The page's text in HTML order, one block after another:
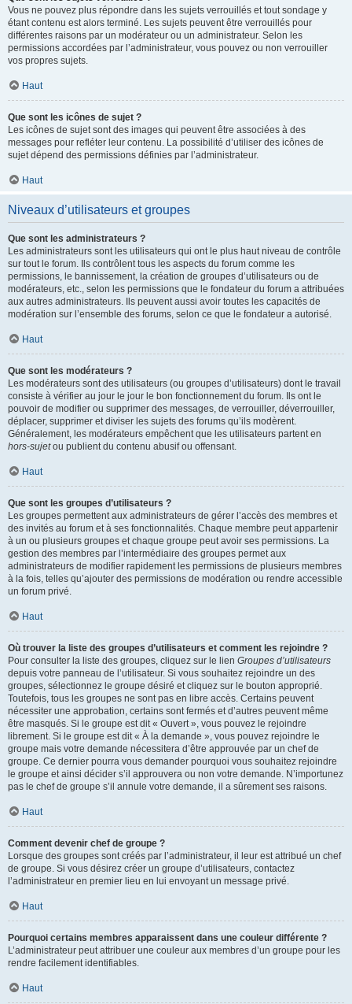
Vous ne pouvez plus répondre dans les sujets verrouillés et tout sondage y
étant contenu est alors terminé. Les sujets peuvent être verrouillés pour
différentes raisons par un modérateur ou un administrateur. Selon les
permissions accordées par l’administrateur, vous pouvez ou non verrouiller
vos propres sujets.
Haut
Que sont les icônes de sujet ?
Les icônes de sujet sont des images qui peuvent être associées à des
messages pour refléter leur contenu. La possibilité d’utiliser des icônes de
sujet dépend des permissions définies par l’administrateur.
Haut
Niveaux d’utilisateurs et groupes
Que sont les administrateurs ?
Les administrateurs sont les utilisateurs qui ont le plus haut niveau de contrôle
sur tout le forum. Ils contrôlent tous les aspects du forum comme les
permissions, le bannissement, la création de groupes d’utilisateurs ou de
modérateurs, etc., selon les permissions que le fondateur du forum a attribuées
aux autres administrateurs. Ils peuvent aussi avoir toutes les capacités de
modération sur l’ensemble des forums, selon ce que le fondateur a autorisé.
Haut
Que sont les modérateurs ?
Les modérateurs sont des utilisateurs (ou groupes d’utilisateurs) dont le travail
consiste à vérifier au jour le jour le bon fonctionnement du forum. Ils ont le
pouvoir de modifier ou supprimer des messages, de verrouiller, déverrouiller,
déplacer, supprimer et diviser les sujets des forums qu’ils modèrent.
Généralement, les modérateurs empêchent que les utilisateurs partent en
hors-sujetou publient du contenu abusif ou offensant.
Haut
Que sont les groupes d’utilisateurs ?
Les groupes permettent aux administrateurs de gérer l’accès des membres et
des invités au forum et à ses fonctionnalités. Chaque membre peut appartenir
à un ou plusieurs groupes et chaque groupe peut avoir ses permissions. La
gestion des membres par l’intermédiaire des groupes permet aux
administrateurs de modifier rapidement les permissions de plusieurs membres
à la fois, telles qu’ajouter des permissions de modération ou rendre accessible
un forum privé.
Haut
Où trouver la liste des groupes d’utilisateurs et comment les rejoindre ?
Pour consulter la liste des groupes, cliquez sur le lien Groupes d’utilisateurs
depuis votre panneau de l’utilisateur. Si vous souhaitez rejoindre un des
groupes, sélectionnez le groupe désiré et cliquez sur le bouton approprié.
Toutefois, tous les groupes ne sont pas en libre accès. Certains peuvent
nécessiter une approbation, certains sont fermés et d’autres peuvent même
être masqués. Si le groupe est dit « Ouvert », vous pouvez le rejoindre
librement. Si le groupe est dit « À la demande », vous pouvez rejoindre le
groupe mais votre demande nécessitera d’être approuvée par un chef de
groupe. Ce dernier pourra vous demander pourquoi vous souhaitez rejoindre
le groupe et ainsi décider s’il approuvera ou non votre demande. N’importunez
pas le chef de groupe s’il annule votre demande, il a sûrement ses raisons.
Haut
Comment devenir chef de groupe ?
Lorsque des groupes sont créés par l’administrateur, il leur est attribué un chef
de groupe. Si vous désirez créer un groupe d’utilisateurs, contactez
l’administrateur en premier lieu en lui envoyant un message privé.
Haut
Pourquoi certains membres apparaissent dans une couleur différente ?
L’administrateur peut attribuer une couleur aux membres d’un groupe pour les
rendre facilement identifiables.
Haut